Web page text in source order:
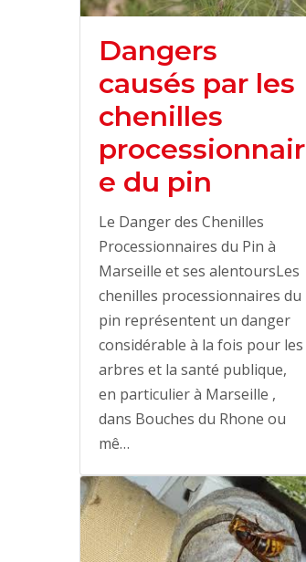
Dangers
causés par les
chenilles
processionnair
e du pin
Le Danger des Chenilles
Processionnaires du Pin à
Marseille et ses alentoursLes
chenilles processionnaires du
pin représentent un danger
considérable à la fois pour les
arbres et la santé publique,
en particulier à Marseille ,
dans Bouches du Rhone ou
mê…